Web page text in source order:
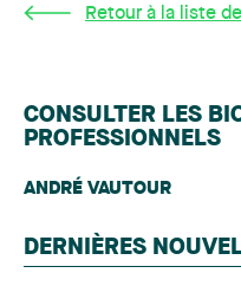
Retour à la liste
CONSULTER LES
PROFESSIONNELS
ANDRÉ VAUTOUR
DERNIÈRES